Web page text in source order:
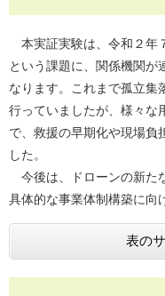
本実証実験は、令和２年
という課題に、関係機関が
なります。これまで孤立集
行っていましたが、様々な
で、救援の早期化や現場負
した。
今後は、ドローンの新た
具体的な事業体制構築に向
表の